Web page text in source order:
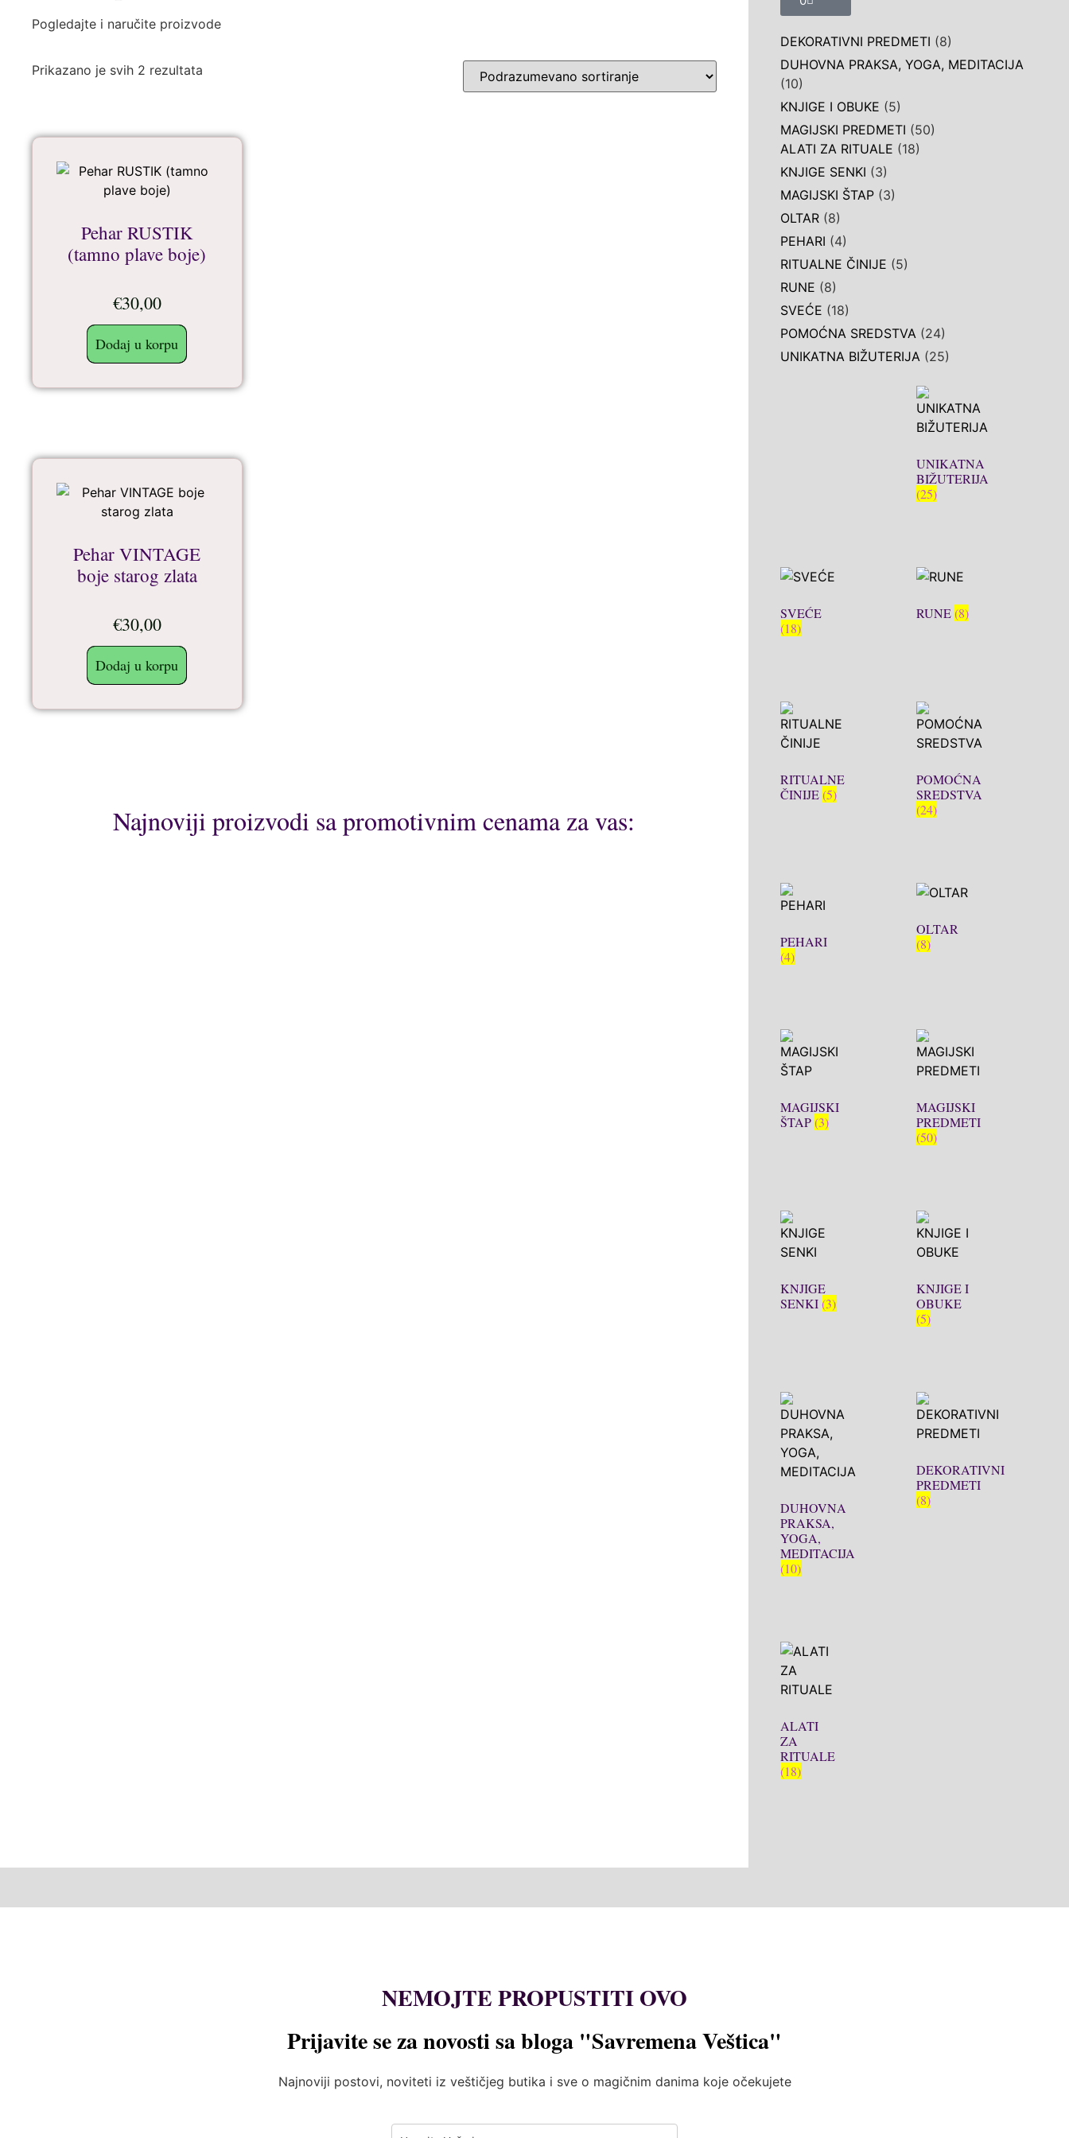
Pogledajte i naručite proizvode
Prikazano je svih 2 rezultata
Pehar RUSTIK
(tamno plave boje)
€30,00
Dodaj u korpu
Pehar VINTAGE
boje starog zlata
€30,00
Dodaj u korpu
Najnoviji proizvodi sa promotivnim cenama za vas:
DEKORATIVNI PREDMETI (8)
DUHOVNA PRAKSA, YOGA, MEDITACIJA
(10)
KNJIGE I OBUKE (5)
MAGIJSKI PREDMETI (50)
ALATI ZA RITUALE (18)
KNJIGE SENKI (3)
MAGIJSKI ŠTAP (3)
OLTAR (8)
PEHARI (4)
RITUALNE ČINIJE (5)
RUNE (8)
SVEĆE (18)
POMOĆNA SREDSTVA (24)
UNIKATNA BIŽUTERIJA (25)
UNIKATNA
BIŽUTERIJA
(25)
SVEĆE
(18)
RUNE(8)
RITUALNE
ČINIJE(5)
POMOĆNA
SREDSTVA
(24)
PEHARI
(4)
OLTAR
(8)
MAGIJSKI
ŠTAP(3)
MAGIJSKI
PREDMETI
(50)
KNJIGE
SENKI(3)
KNJIGE I
OBUKE
(5)
DUHOVNA
PRAKSA,
YOGA,
MEDITACIJA
(10)
DEKORATIVNI
PREDMETI
(8)
ALATI
ZA
RITUALE
(18)
NEMOJTE PROPUSTITI OVO
Prijavite se za novosti sa bloga "Savremena Veštica"
Najnoviji postovi, noviteti iz veštičjeg butika i sve o magičnim danima koje očekujete